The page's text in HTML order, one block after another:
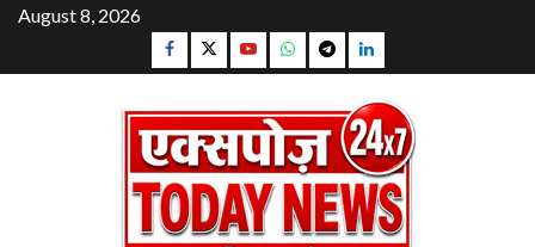
Skip
content
August 8, 2026
Facebook
TwitterYouTubeWhatsapp
TelegramLinkedin